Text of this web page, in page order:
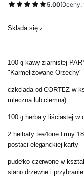
5.00(Oceny:
Składa się z:
100 g kawy ziarnistej
"Karmelizowane Orzechy"
czkolada od CORTEZ w
mleczna lub ciemna)
100 g herbaty liściastej w
2 herbaty tea4one firmy
postaci eleganckiej karty
pudełko czerwone w
siano drzewne i